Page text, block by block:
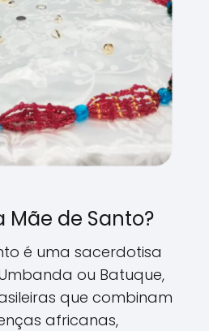
Mãe de Santo?
é uma sacerdotisa
ou Batuque,
que combinam
africanas,